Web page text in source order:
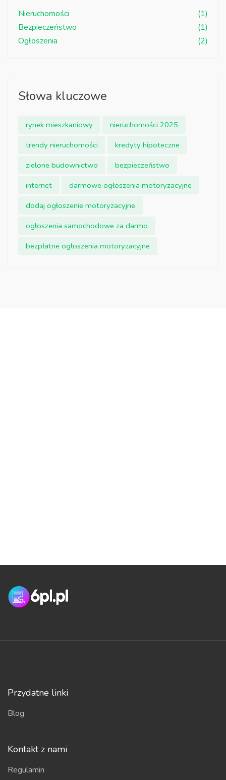
Nieruchomości
(1)
Bezpieczeństwo
(1)
Ogłoszenia
(2)
Słowa kluczowe
rynek mieszkaniowy
nieruchomości 2025
trendy nieruchomości
kredyty hipoteczne
zielone budownictwo
bezpieczeństwo
internet
darmowe ogłoszenia motoryzacyjne
dodaj ogłoszenie motoryzacyjne
ogłoszenia samochodowe za darmo
bezpłatne ogłoszenia motoryzacyjne
Przydatne linki
Blog
Kontakt z nami
Regulamin